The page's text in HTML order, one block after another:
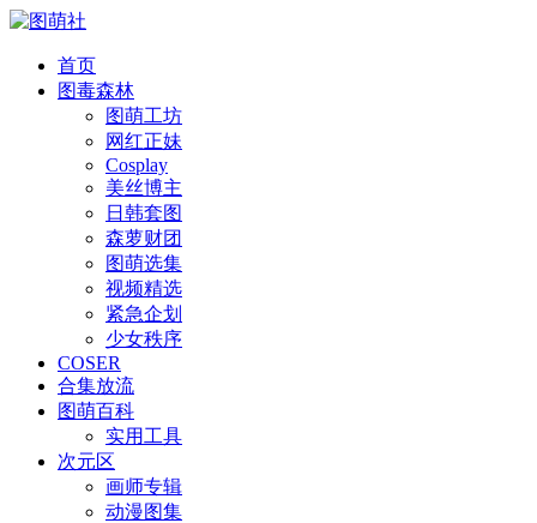
首页
图毒森林
图萌工坊
网红正妹
Cosplay
美丝博主
日韩套图
森萝财团
图萌选集
视频精选
紧急企划
少女秩序
COSER
合集放流
图萌百科
实用工具
次元区
画师专辑
动漫图集